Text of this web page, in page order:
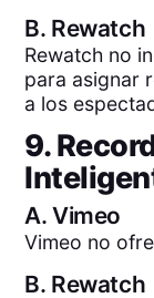
B. Rewatch
Rewatch no
para asignar
a los
9.
A.Vimeo
Vimeo no
B. Rewatch